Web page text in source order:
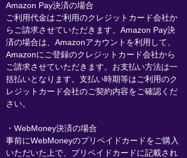
Amazon Pay決済の場合
ご利用代金はご利用のクレジットカード会社か
らご請求させていただきます。Amazon Pay決
済の場合は、Amazonアカウントを利用して、
Amazonにご登録のクレジットカード会社から
ご請求させていただきます。お支払い方法は一
括払いとなります。支払い時期等はご利用のク
レジットカード会社のご契約内容をご確認くだ
さい。
・WebMoney決済の場合
事前にWebMoneyのプリペイドカードをご購入
いただいた上で、プリペイドカードに記載され